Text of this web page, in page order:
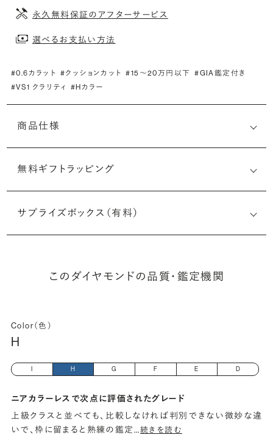
永久無料保証のアフターサービス
選べるお支払い方法
#0.6カラット #クッションカット #15〜20万円以下 #GIA鑑定付き
#VS1 クラリティ
#Hカラー
商品仕様
無料ギフトラッピング
サプライズボックス（有料）
このダイヤモンドの品質・鑑定機関
Color（色）
H
H G F E D
ニアカラーレスで次点に評価されたグレード
上級クラスと並べても、比較しなければ判別できない微妙な違
いで、枠に留まると熟練の鑑定…続きを読む